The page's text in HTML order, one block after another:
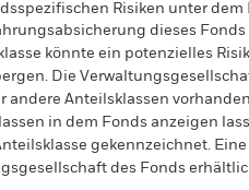
Risiken unter dem
dieses
könnte ein potenzielles
Die
andere Anteilsklassen
in dem Fonds anzeigen
gekennzeichnet.
des Fonds